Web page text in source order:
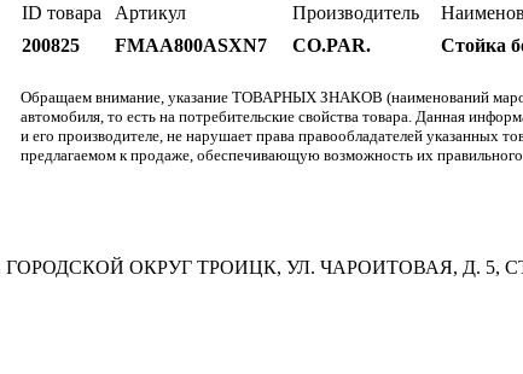
ID товара Артикул Производитель
200825
FMAA800ASXN7 CO.PAR. Стойка
Обращаем внимание, указание ТОВАРНЫХ ЗНАКОВ (наименований марок
автомобиля, то есть на потребительские свойства товара. Данная
и его производителе, не нарушает права правообладателей указанных
предлагаемом к продаже, обеспечивающую возможность их
ГОРОДСКОЙ ОКРУГ ТРОИЦК, УЛ. ЧАРОИТОВАЯ, Д. 5,